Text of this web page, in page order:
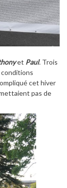
et Paul. Trois
cet hiver
pas de